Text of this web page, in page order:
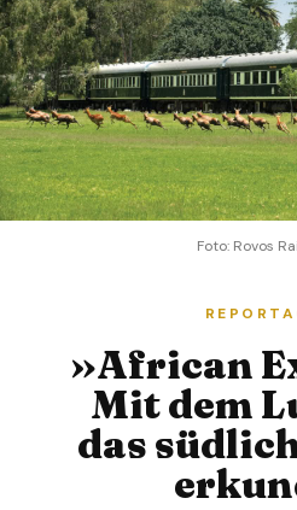
Foto: Rovos
»African
Mit dem
das